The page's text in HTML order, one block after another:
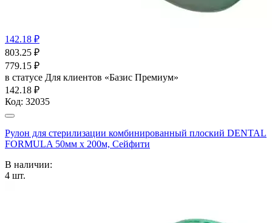
142.18 ₽
803.25 ₽
779.15 ₽
в статусе Для клиентов «Базис Премиум»
142.18 ₽
Код: 32035
Рулон для стерилизации комбинированный плоский DENTAL
FORMULA 50мм х 200м, Сейфити
В наличии:
4 шт.